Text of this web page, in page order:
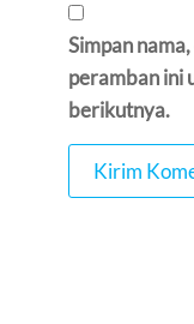
Simpan
peramban ini
berikutnya.